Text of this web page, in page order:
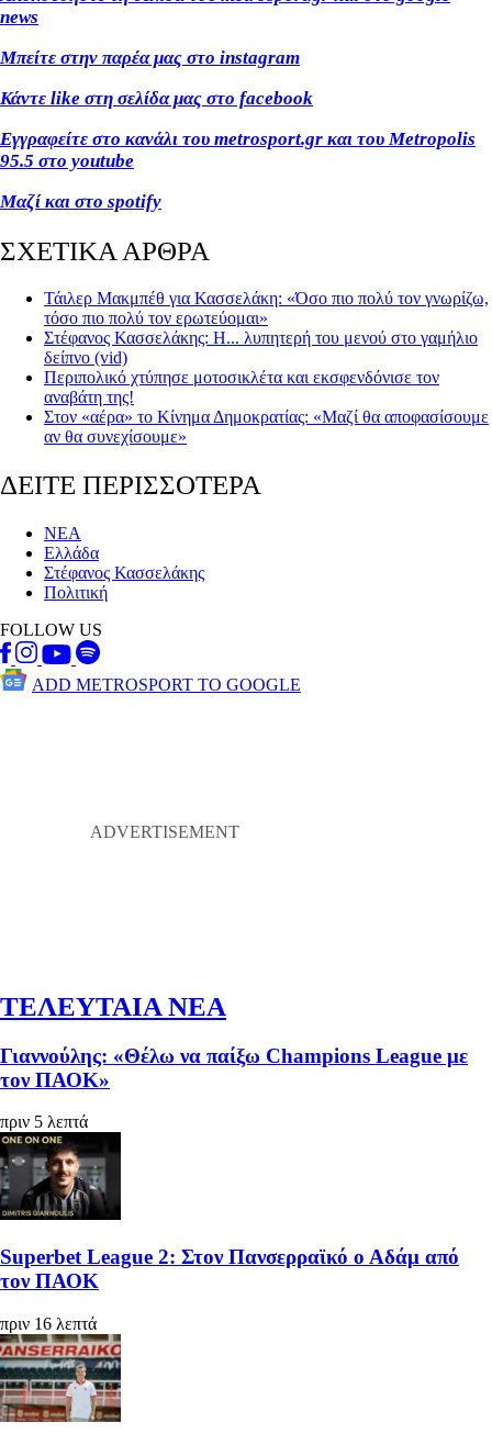
news
Μπείτε στην παρέα μας στο instagram
Κάντε like στη σελίδα μας στο facebook
Εγγραφείτε στο κανάλι του metrosport.gr και του Metropolis
95.5 στο youtube
Μαζί και στο spotify
ΣΧΕΤΙΚΑ ΑΡΘΡΑ
Τάιλερ Μακμπέθ για Κασσελάκη: «Όσο πιο πολύ τον γνωρίζω,
τόσο πιο πολύ τον ερωτεύομαι»
Στέφανος Κασσελάκης: Η... λυπητερή του μενού στο γαμήλιο
δείπνο (vid)
Περιπολικό χτύπησε μοτοσικλέτα και εκσφενδόνισε τον
αναβάτη της!
Στον «αέρα» το Κίνημα Δημοκρατίας: «Μαζί θα αποφασίσουμε
αν θα συνεχίσουμε»
ΔΕΙΤΕ ΠΕΡΙΣΣΟΤΕΡΑ
ΝΕΑ
Ελλάδα
Στέφανος Κασσελάκης
Πολιτική
FOLLOW US
ADD METROSPORT TO GOOGLE
ΤΕΛΕΥΤΑΙΑ ΝΕΑ
Γιαννούλης: «Θέλω να παίξω Champions League με
τον ΠΑΟΚ»
πριν 5 λεπτά
Superbet League 2: Στον Πανσερραϊκό ο Αδάμ από
τον ΠΑΟΚ
πριν 16 λεπτά